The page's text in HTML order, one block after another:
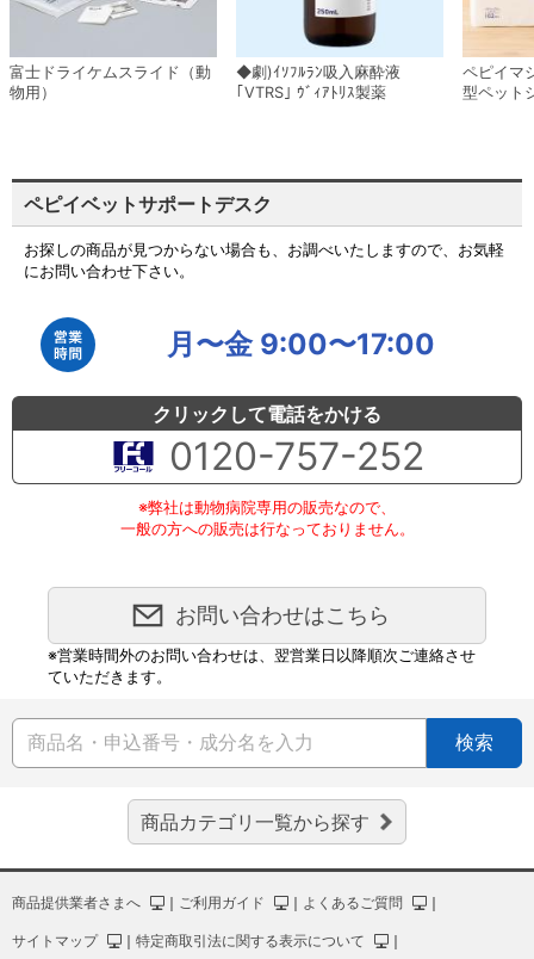
富士ドライケムスライド（動
物用）
◆劇)ｲｿﾌﾙﾗﾝ吸入麻酔液
｢VTRS｣ ｳﾞｨｱﾄﾘｽ製薬
ペピイマ
型ペット
ペピイベットサポートデスク
お探しの商品が見つからない場合も、お調べいたしますので、お気軽
にお問い合わせ下さい。
月〜金 9:00〜17:00
クリックして電話をかける
0120-757-252
※弊社は動物病院専用の販売なので、
一般の方への販売は行なっておりません。
お問い合わせはこちら
※営業時間外のお問い合わせは、翌営業日以降順次ご連絡させ
ていただきます。
検索
商品カテゴリ一覧から探す
商品提供業者さまへ ｜ ご利用ガイド ｜ よくあるご質問 ｜
サイトマップ ｜ 特定商取引法に関する表示について ｜